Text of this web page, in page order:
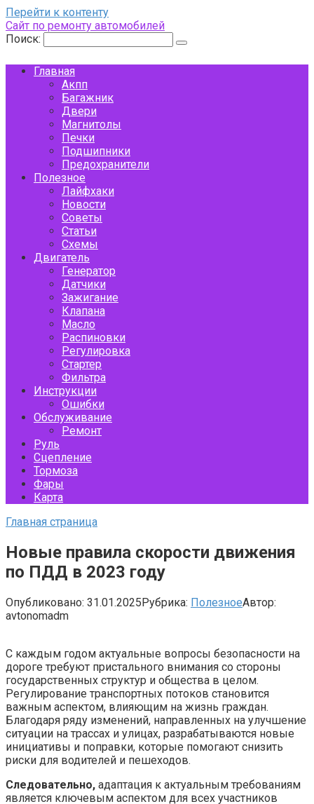
Перейти к контенту
Сайт по ремонту автомобилей
Поиск:
Главная
Акпп
Багажник
Двери
Магнитолы
Печки
Подшипники
Предохранители
Полезное
Лайфхаки
Новости
Советы
Статьи
Схемы
Двигатель
Генератор
Датчики
Зажигание
Клапана
Масло
Распиновки
Регулировка
Стартер
Фильтра
Инструкции
Ошибки
Обслуживание
Ремонт
Руль
Сцепление
Тормоза
Фары
Карта
Главная страница
Новые правила скорости движения
по ПДД в 2023 году
Опубликовано: 31.01.2025Рубрика: ПолезноеАвтор:
avtonomadm
С каждым годом актуальные вопросы безопасности на
дороге требуют пристального внимания со стороны
государственных структур и общества в целом.
Регулирование транспортных потоков становится
важным аспектом, влияющим на жизнь граждан.
Благодаря ряду изменений, направленных на улучшение
ситуации на трассах и улицах, разрабатываются новые
инициативы и поправки, которые помогают снизить
риски для водителей и пешеходов.
Следовательно, адаптация к актуальным требованиям
является ключевым аспектом для всех участников